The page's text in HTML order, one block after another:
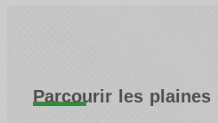
Parcourir les